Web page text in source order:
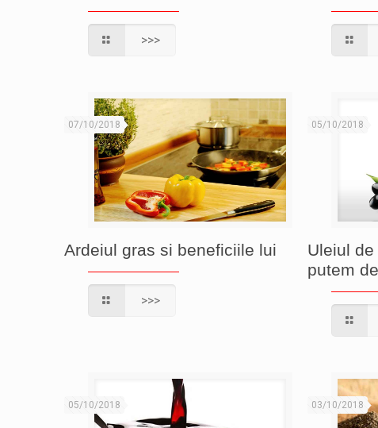
>>>
07/10/2018
Ardeiul gras si beneficiile lui
>>>
05/10/2018
Uleiul
putem
05/10/2018 03/10/2018